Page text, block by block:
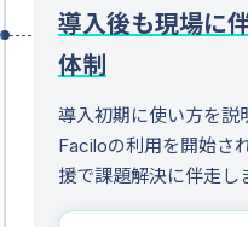
導入後も現場に
体制
導入初期に使い方を説
Faciloの利用を開始さ
援で課題解決に伴走し